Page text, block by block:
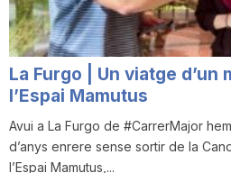
La Furgo | Un viatge d’un
l’Espai Mamutus
Avui a La Furgo de #CarrerMajor
d’anys enrere sense sortir de la
l’Espai Mamutus,...